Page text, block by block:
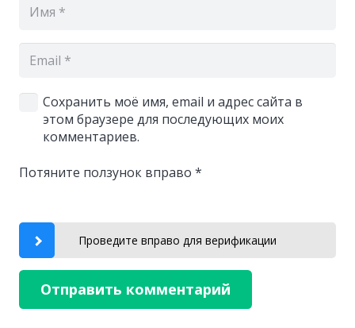
Сохранить моё имя, email и адрес сайта в
этом браузере для последующих моих
комментариев.
Потяните ползунок вправо *
Проведите вправо для верификации
Отправить комментарий